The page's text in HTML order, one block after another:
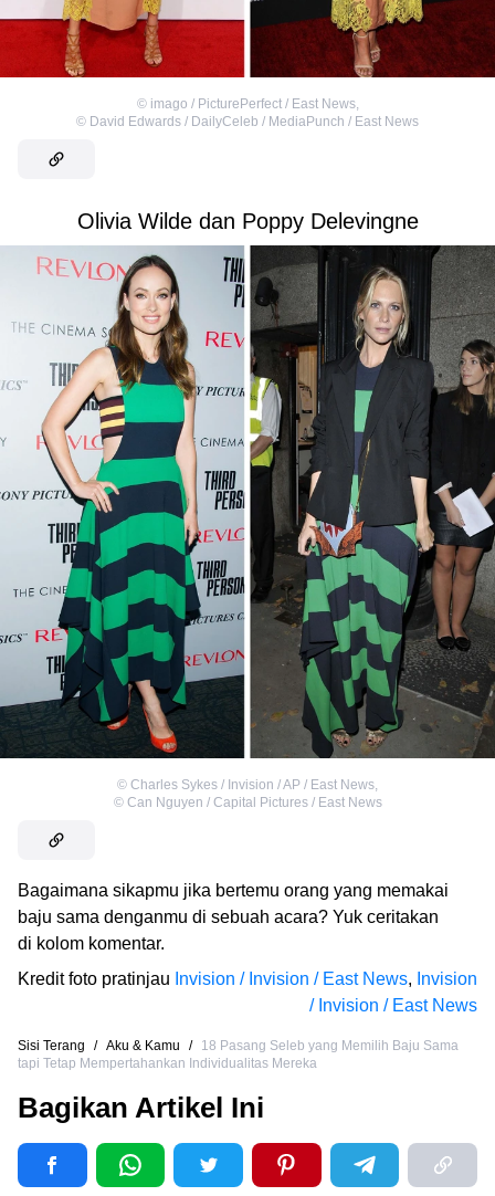
© imago / PicturePerfect / East News,
© David Edwards / DailyCeleb / MediaPunch / East News
Olivia Wilde dan Poppy Delevingne
© Charles Sykes / Invision / AP / East News
© Can Nguyen / Capital Pictures / East News
Bagaimana sikapmu jika bertemu orang yang memakai
baju sama denganmu di sebuah acara? Yuk ceritakan
di kolom komentar.
Kredit foto pratinjau Invision / Invision / East News, Invision
/ Invision / East News
Sisi Terang / Aku & Kamu /
18 Pasang Seleb yang Memilih Baju Sama
tapi Tetap Mempertahankan Individualitas Mereka
Bagikan Artikel Ini